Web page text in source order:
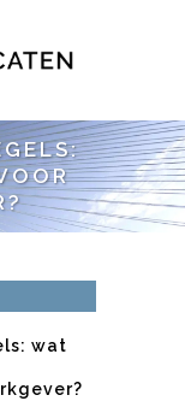
wat